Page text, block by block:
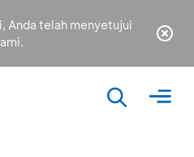
Anda telah menyetujui